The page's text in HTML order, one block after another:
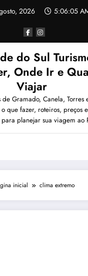
2026 5:06:05
do Sul
Onde Ir e
Viajar
de Gramado, Canela, Torres
que fazer, roteiros, preços
planejar sua viagem ao
inicial clima extremo